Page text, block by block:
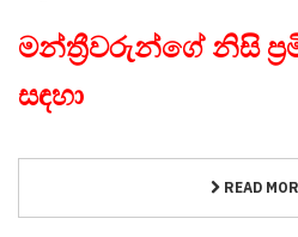
මන්ත්‍රීවරුන්ගේ නිසි
සඳහා
READ